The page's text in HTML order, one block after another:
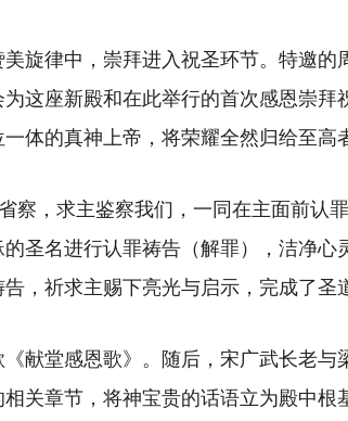
旋律中，崇拜进入祝圣环节。特邀的
这座新殿和在此举行的首次感恩崇拜
体的真神上帝，将荣耀全然归给至高
察，求主鉴察我们，一同在主面前认
圣名进行认罪祷告（解罪），洁净心
，祈求主赐下亮光与启示，完成了圣
献堂感恩歌》。随后，宋广武长老与
关章节，将神宝贵的话语立为殿中根